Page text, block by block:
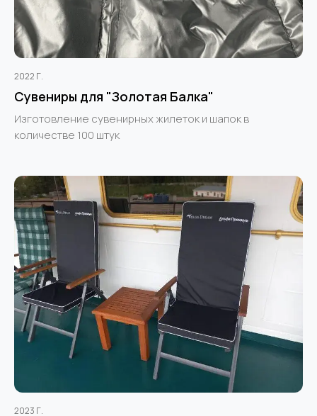
2022 Г.
Сувениры для "Золотая Балка"
Изготовление сувенирных жилеток и шапок в
количестве 100 штук
2023 Г.